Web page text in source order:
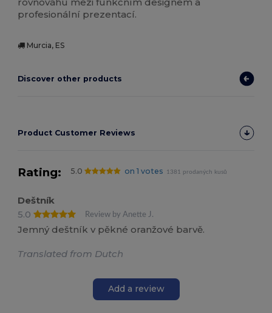
profesionální prezentací.
Murcia, ES
Discover other products
Product Customer Reviews
Rating: 5.0 on 1 votes 1381 prodaných kusů
Deštník
5.0
Review by Anette J.
Jemný deštník v pěkné oranžové barvě.
Translated from Dutch
Add a review